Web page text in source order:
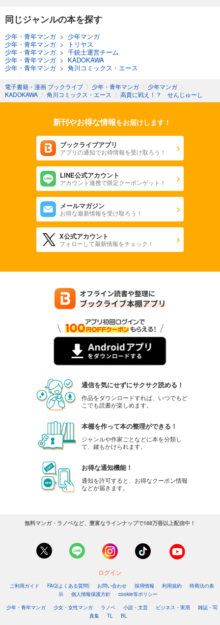
同じジャンルの本を探す
少年・青年マンガ> 少年マンガ
少年・青年マンガ>
トリヤス
少年・青年マンガ> 千銃士運営チーム
少年・青年マンガ> KADOKAWA
少年・青年マンガ> 角川コミックス・エース
電子書籍・漫画 ブックライブ 〉 少年・青年マンガ 〉 少年マンガ 〉
KADOKAWA 〉 角川コミックス・エース 〉 高貴に戦え！？ せんじゅーし
新刊やお得な情報をお届けします！
ブックライブアプリ
アプリの通知でお得情報を受け取ろう！
LINE公式アカウント
アカウント連携で限定クーポンゲット！
メールマガジン
お得な最新情報を受け取ろう！
X公式アカウント
フォローして最新情報をチェック！
通信を気にせずにサクサク読める！
作品をダウンロードすれば、いつでもど
こでも読書が楽しめます。
本棚を作って本の整理ができる！
ジャンルや作家ごとなどに本を分類し
て、鍵もかけられます。
お得な通知機能！
通知を許可すると、お得なクーポン情報
などが届きます。
無料マンガ・ラノベなど、豊富なラインナップで188万冊以上配信中！
ログイン
ご利用ガイド FAQ(よくある質問) お問い合わせ 採用情報 利用規約
特商法の表
示
個人情報保護方針
cookie等ポリシー
少年・青年マンガ
少女・女性マンガ ラノベ 小説・文芸 ビジネス・実用
雑誌・写
真集
TL BL